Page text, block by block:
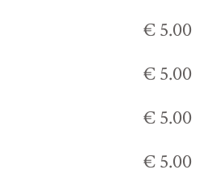
€ 5.00
€ 5.00
€ 5.00
€ 5.00